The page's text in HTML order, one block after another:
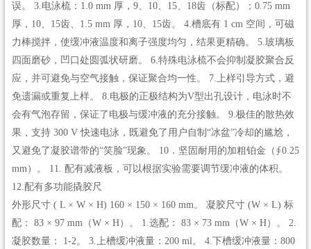
误。 3.电泳梳：1.0 mm 厚，9、10、15、18齿（标配）；0.75 mm
厚，10、15齿、1.5 mm 厚，10、15齿。 4.槽底有 1 cm 空间，可磁
力棒搅拌，使缓冲液温度和离子强度均匀，结果更精确。 5.玻璃板
四面磨砂，凹口处圆弧状研磨。 6.特殊电泳梳不会抑制凝胶聚合反
应，并可避免与空气接触，保证聚合均一性。 7.上样引导方式，避
免遗漏或重复上样。 8.电极的正极结构为V型出孔设计，电泳时不
会有气泡存留，保证了电极与缓冲液的充分接触。 9.极佳的散热效
果，支持 300 V 快速电泳，既避免了用户自制“冰盆”冷却的尴尬，
又避免了凝胶谱带的“笑脸”现象。 10．坚固耐用的加粗铂金（∮0.25
mm）。 11. 配有减液板，可以根据实验需要调节缓冲液的体积。
12.配有多功能撬胶尺
外形尺寸 ( L × W × H) 160 × 150 × 160 mm。 凝胶尺寸 (W × L) 标
配： 83 × 97 mm（W × H）。 1.选配： 83 × 73 mm（W × H）。 2.
凝胶数量： 1-2。 3.上槽缓冲液量：200 ml。 4.下槽缓冲液量：800